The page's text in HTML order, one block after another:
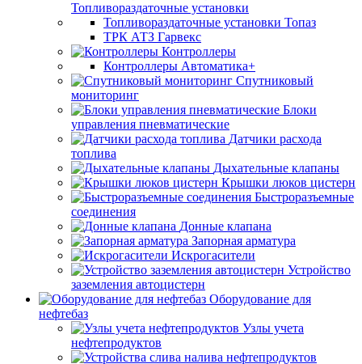
Топливораздаточные установки
Топливораздаточные установки Топаз
ТРК АТЗ Гарвекс
Контроллеры
Контроллеры Автоматика+
Спутниковый
мониторинг
Блоки
управления пневматические
Датчики расхода
топлива
Дыхательные клапаны
Крышки люков цистерн
Быстроразъемные
соединения
Донные клапана
Запорная арматура
Искрогасители
Устройство
заземления автоцистерн
Оборудование для
нефтебаз
Узлы учета
нефтепродуктов